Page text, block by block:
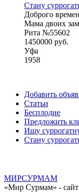
Стану
Доброго
Мама двоих
Рита №55602
1450000 руб.
Уфа
1958
Добавить
Статьи
Бесплодие
Предложить
Ищу
Стану
МИРСУРМАМ
«Мир Сурмам» - сайт